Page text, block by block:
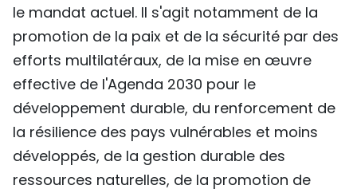
le mandat actuel. Il s'agit notamment de la
promotion de la paix et de la sécurité par des
efforts multilatéraux, de la mise en œuvre
effective de l'Agenda 2030 pour le
développement durable, du renforcement de
la résilience des pays vulnérables et moins
développés, de la gestion durable des
ressources naturelles, de la promotion de